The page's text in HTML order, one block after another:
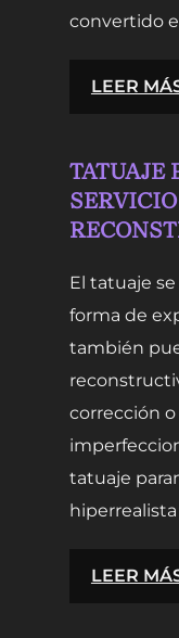
convertido
LEER
TATUAJE
El tatuaje
forma de
también
corrección
tatuaje
LEER